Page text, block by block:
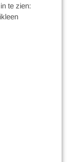
te zien: